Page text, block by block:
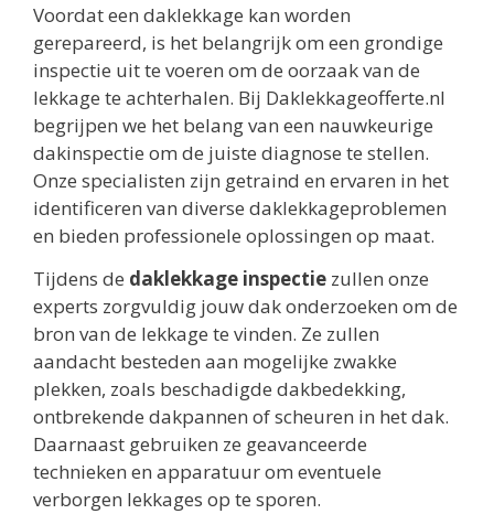
Voordat een daklekkage kan worden
gerepareerd, is het belangrijk om een grondige
inspectie uit te voeren om de oorzaak van de
lekkage te achterhalen. Bij Daklekkageofferte.nl
begrijpen we het belang van een nauwkeurige
dakinspectie om de juiste diagnose te stellen.
Onze specialisten zijn getraind en ervaren in het
identificeren van diverse daklekkageproblemen
en bieden professionele oplossingen op maat.
Tijdens de daklekkage inspectie zullen onze
experts zorgvuldig jouw dak onderzoeken om de
bron van de lekkage te vinden. Ze zullen
aandacht besteden aan mogelijke zwakke
plekken, zoals beschadigde dakbedekking,
ontbrekende dakpannen of scheuren in het dak.
Daarnaast gebruiken ze geavanceerde
technieken en apparatuur om eventuele
verborgen lekkages op te sporen.